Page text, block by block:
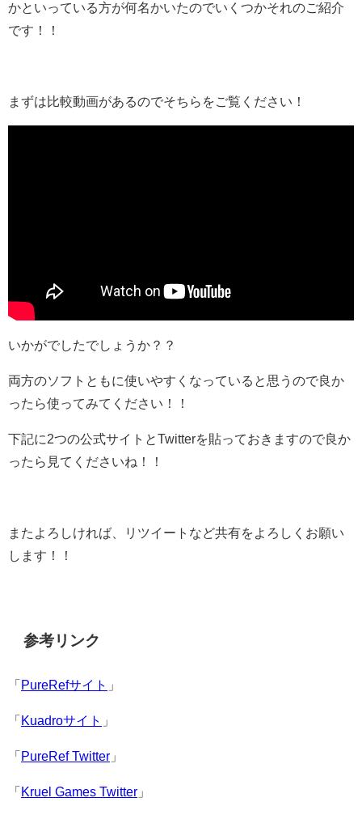
かといっている方が何名かいたのでいくつかそれのご紹介
です！！
まずは比較動画があるのでそちらをご覧ください！
いかがでしたでしょうか？？
両方のソフトともに使いやすくなっていると思うので良か
ったら使ってみてください！！
下記に2つの公式サイトとTwitterを貼っておきますので良か
ったら見てくださいね！！
またよろしければ、リツイートなど共有をよろしくお願い
します！！
参考リンク
「 PureRefサイト 」
「 Kuadroサイト 」
「 PureRef Twitter 」
「 Kruel Games Twitter 」